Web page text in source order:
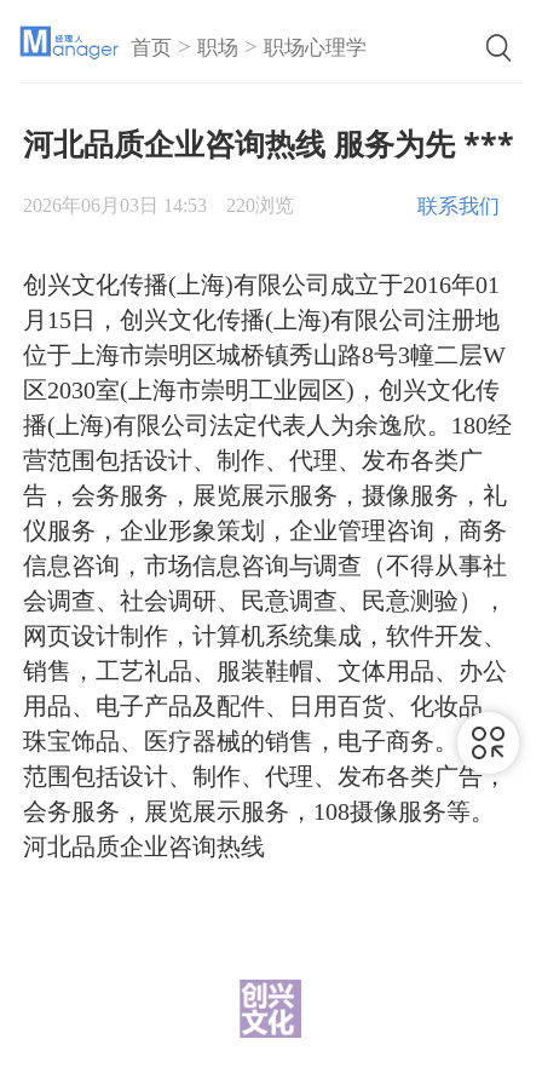
首页 >职场 >职场心理学
河北品质企业咨询热线 服务为先 ***
2026年06月03日 14:53 220浏览 联系我们
创兴文化传播(上海)有限公司成立于2016年01
月15日，创兴文化传播(上海)有限公司注册地
位于上海市崇明区城桥镇秀山路8号3幢二层W
区2030室(上海市崇明工业园区)，创兴文化传
播(上海)有限公司法定代表人为余逸欣。180经
营范围包括设计、制作、代理、发布各类广
告，会务服务，展览展示服务，摄像服务，礼
仪服务，企业形象策划，企业管理咨询，商务
信息咨询，市场信息咨询与调查（不得从事社
会调查、社会调研、民意调查、民意测验），
网页设计制作，计算机系统集成，软件开发、
销售，工艺礼品、服装鞋帽、文体用品、办公
用品、电子产品及配件、日用百货、化妆品、
珠宝饰品、医疗器械的销售，电子商务。经营
范围包括设计、制作、代理、发布各类广告，
会务服务，展览展示服务，108摄像服务等。
河北品质企业咨询热线